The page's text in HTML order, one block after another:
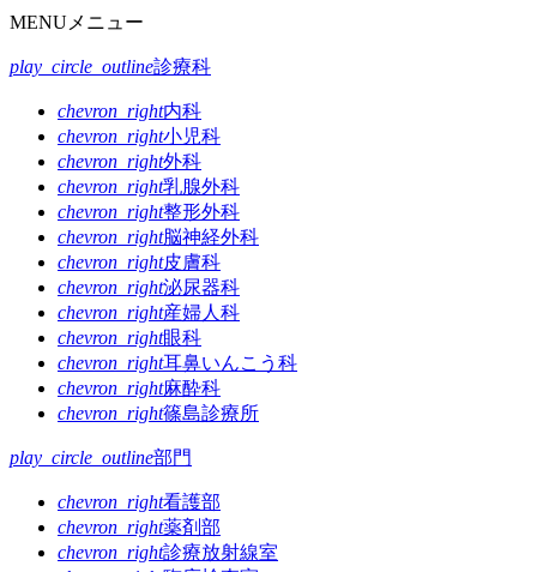
MENU メニュー
play_circle_outline診療科
chevron_right内科
chevron_right小児科
chevron_right外科
chevron_right乳腺外科
chevron_right整形外科
chevron_right脳神経外科
chevron_right皮膚科
chevron_right泌尿器科
chevron_right産婦人科
chevron_right眼科
chevron_right耳鼻いんこう科
chevron_right麻酔科
chevron_right篠島診療所
play_circle_outline部門
chevron_right看護部
chevron_right薬剤部
chevron_right診療放射線室